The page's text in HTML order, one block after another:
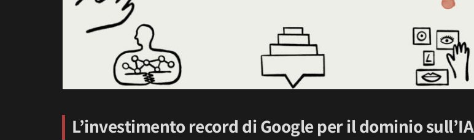
L’investimento record di Google per il dominio sull’IA